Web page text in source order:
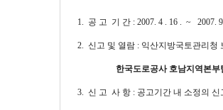
1. 공 고 기 간 : 2007. 4 . 16 . ~ 2007.
2. 신고 및 열람 : 익산지방국토관리청
한국도로공사 호남지역본부
3. 신 고 사 항 : 공고기간 내 소정의